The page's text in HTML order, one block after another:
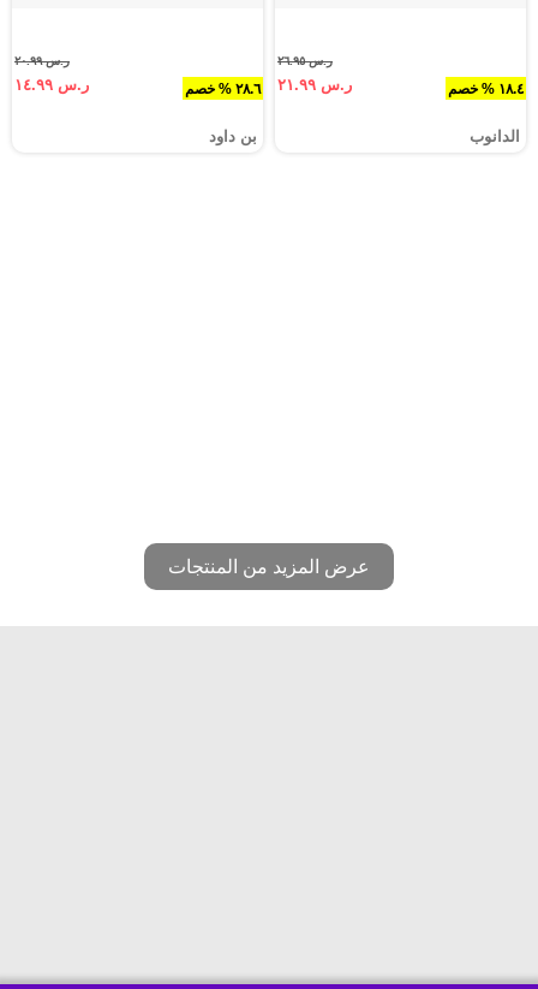
١٨.٤ % خصم
ر.س ٢٦.٩٥
ر.س ٢١.٩٩
الدانوب
٢٨.٦ % خصم
ر.س ٢٠.٩٩
ر.س ١٤.٩٩
بن داود
عرض المزيد من المنتجات